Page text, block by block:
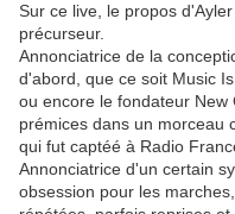
Sur ce live, le propos
précurseur.
Annonciatrice de la
d'abord, que ce soit Music
ou encore le fondateur
prémices dans un morceau
qui fut captéé à Radio
Annonciatrice d'un certain
obsession pour les